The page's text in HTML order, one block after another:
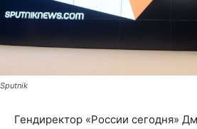
Sputnik
Гендиректор «России сегодня»